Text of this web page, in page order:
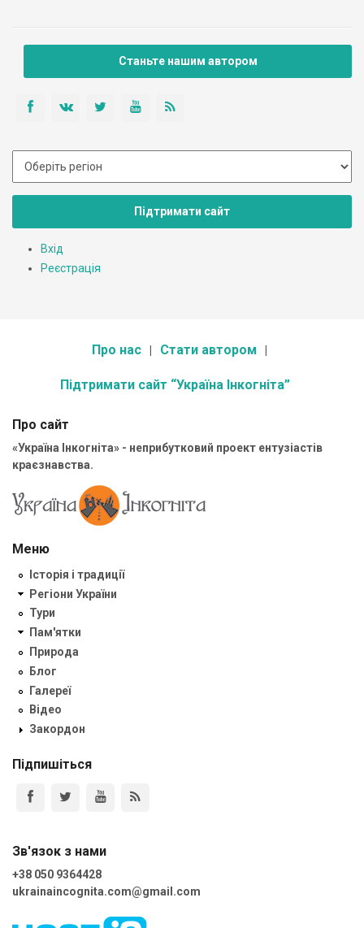
Станьте нашим автором
Підтримати сайт
Вхід
Реєстрація
Про нас Стати автором
Підтримати сайт “Україна Інкогніта”
Про сайт
«Україна Інкогніта» - неприбутковий проект ентузіастів
краєзнавства.
Меню
Історія і традиції
Регіони України
Тури
Пам'ятки
Природа
Блог
Галереї
Відео
Закордон
Підпишіться
Зв'язок з нами
+38 050 9364428
ukrainaincognita.com@gmail.com